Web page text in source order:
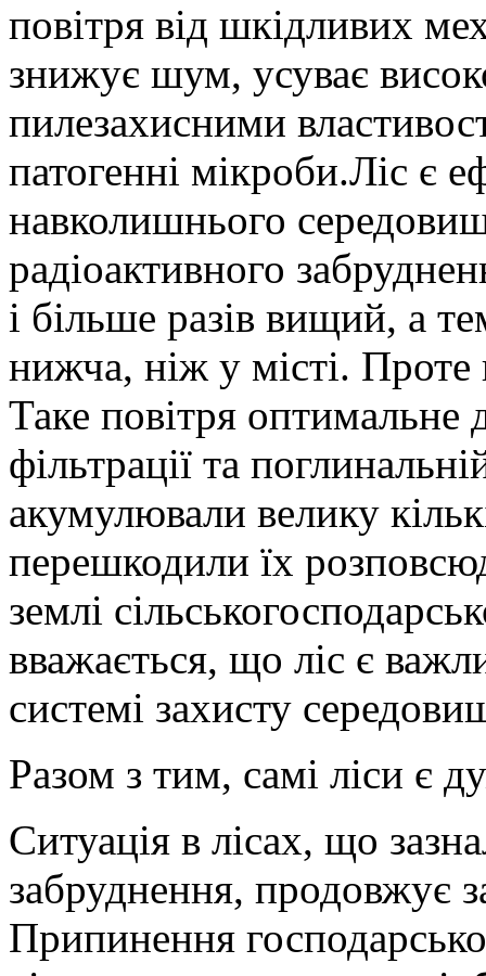
повітря від шкідливих
знижує шум, усуває
пилезахисними
патогенні мікроби.Ліс є
навколишнього
радіоактивного
і більше разів вищий, а
нижча, ніж у місті.
Таке повітря оптимальне
фільтрації та
акумулювали велику
перешкодили їх
землі
вважається, що ліс є
системі захисту
Разом з тим, самі ліси є
Ситуація в лісах, що
забруднення, продовжує
Припинення